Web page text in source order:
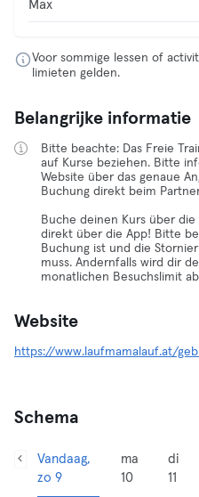
Max
Voor sommige lessen of
limieten gelden.
Belangrijke informatie
Bitte beachte: Das Freie
auf Kurse beziehen. Bitte
Website über das genaue
Buchung direkt beim
Buche deinen Kurs über
direkt über die App! Bitte
Buchung ist und die
muss. Andernfalls wird dir
monatlichen Besuchslimit
Website
https://www.laufmamalauf.at/
Schema
Vandaag,
zo 9
ma
10
di
11